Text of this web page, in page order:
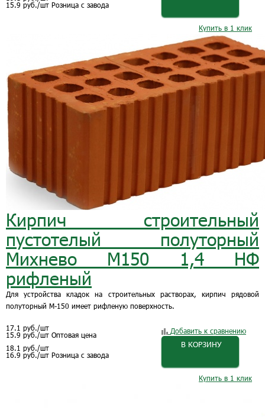
15.9 руб./шт Розница с завода
Купить в 1 клик
Кирпич строительный
пустотелый полуторный
Михнево М150 1,4 НФ
рифленый
Для устройства кладок на строительных растворах, кирпич рядовой
полуторный М-150 имеет рифленую поверхность.
17.1 руб./шт
15.9 руб./шт Оптовая цена
18.1 руб./шт
16.9 руб./шт Розница с завода
Добавить к сравнению
В КОРЗИНУ
Купить в 1 клик